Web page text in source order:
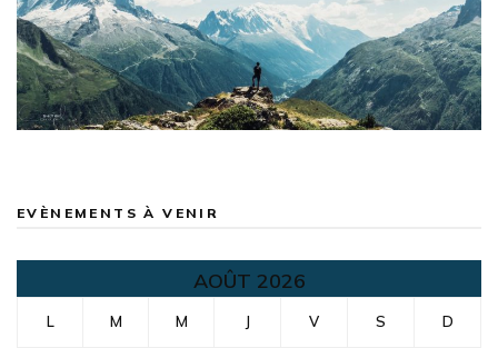
EVÈNEMENTS À VENIR
AOÛT 2026
L M M J V S D